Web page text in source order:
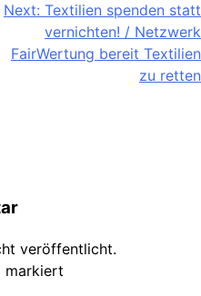
Next: Textilien spenden statt
vernichten! / Netzwerk
FairWertung bereit Textilien
zu retten
veröffentlicht.
markiert